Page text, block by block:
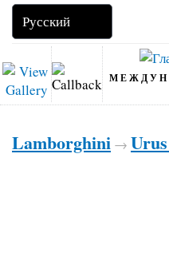
Lamborghini →